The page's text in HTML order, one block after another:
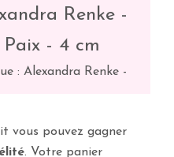
Renke -
Paix - 4 cm
: Alexandra Renke -
vous pouvez gagner
. Votre panier